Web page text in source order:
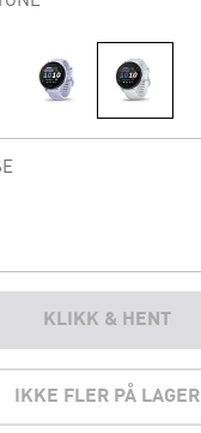
KLIKK & HENT
IKKE FLER PÅ LAGER